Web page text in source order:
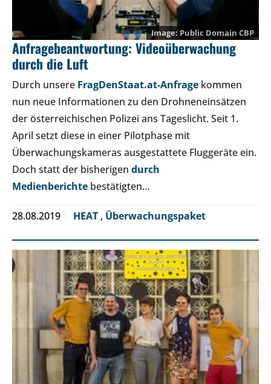
Public Domain CBP
Anfragebeantwortung: Videoüberwachung
durch die Luft
Durch unsere FragDenStaat.at-Anfrage kommen
nun neue Informationen zu den Drohneneinsätzen
der österreichischen Polizei ans Tageslicht. Seit 1.
April setzt diese in einer Pilotphase mit
Überwachungskameras ausgestattete Fluggeräte ein.
Doch statt der bisherigen durch
Medienberichte bestätigten…
28.08.2019 HEAT , Überwachungspaket